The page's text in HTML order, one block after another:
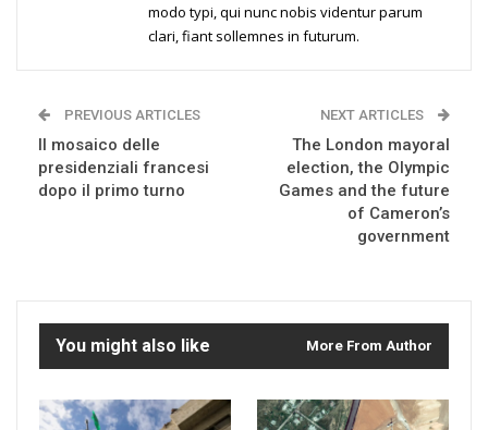
modo typi, qui nunc nobis videntur parum
clari, fiant sollemnes in futurum.
PREVIOUS ARTICLES
Il mosaico delle
presidenziali francesi
dopo il primo turno
NEXT ARTICLES
The London mayoral
election, the Olympic
Games and the future
of Cameron’s
government
You might also like More From Author